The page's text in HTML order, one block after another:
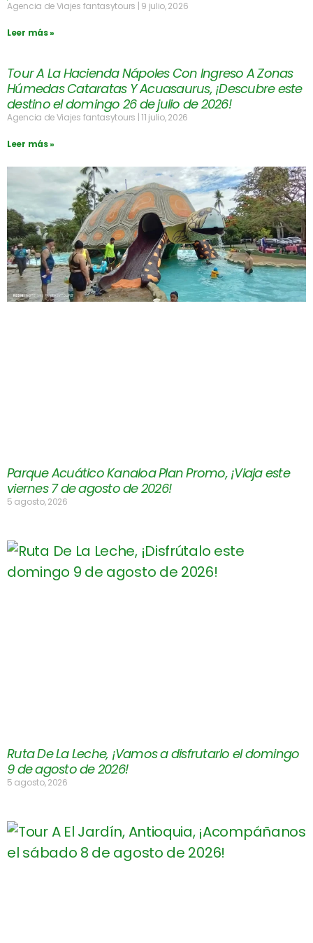
Agencia de Viajes fantasytours 9 julio, 2026
Leer más »
Tour A La Hacienda Nápoles Con Ingreso A Zonas
Húmedas Cataratas Y Acuasaurus, ¡Descubre este
destino el domingo 26 de julio de 2026!
Agencia de Viajes fantasytours 11 julio, 2026
Leer más »
Parque Acuático Kanaloa Plan Promo, ¡Viaja este
viernes 7 de agosto de 2026!
5 agosto, 2026
Ruta De La Leche, ¡Vamos a disfrutarlo el domingo
9 de agosto de 2026!
5 agosto, 2026